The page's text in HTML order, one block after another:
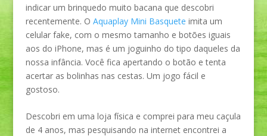
indicar um brinquedo muito bacana que descobri
recentemente. O Aquaplay Mini Basquete imita um
celular fake, com o mesmo tamanho e botões iguais
aos do iPhone, mas é um joguinho do tipo daqueles da
nossa infância. Você fica apertando o botão e tenta
acertar as bolinhas nas cestas. Um jogo fácil e
gostoso.
Descobri em uma loja física e comprei para meu caçula
de 4 anos, mas pesquisando na internet encontrei a